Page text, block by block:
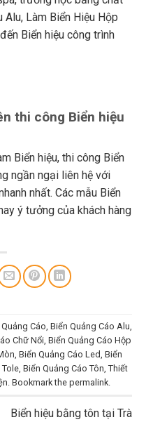
Alu, Làm Biển Hiệu Hộp
Biển hiệu công trình
thi công Biển hiệu
Biển hiệu, thi công Biển
ngần ngại liên hệ với
nhất. Các mẫu Biển
ý tưởng của khách hàng
Cáo Biển Quảng Cáo Alu
Chữ Nổi Biển Quảng Cáo Hộp
Biển Quảng Cáo Led Biển
Tole Biển Quảng Cáo Tôn Thiết
. Bookmark the permalink
Biển hiệu bằng tôn tại Trà